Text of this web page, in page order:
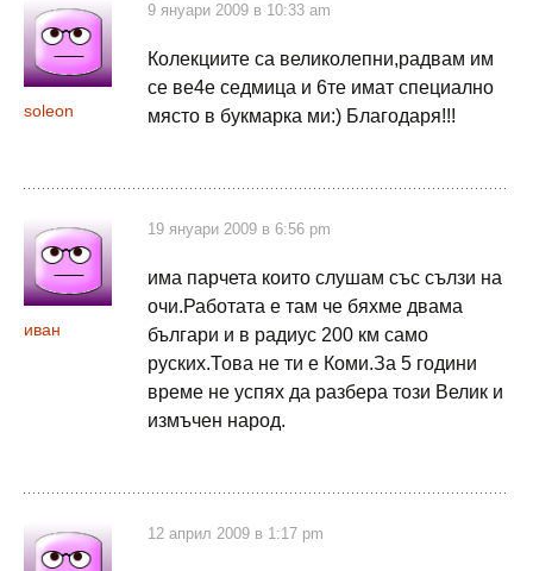
soleon
9 януари 2009 в 10:33 am
Колекциите са великолепни,радвам им
се ве4е седмица и 6те имат специално
място в букмарка ми:) Благодаря!!!
иван
19 януари 2009 в 6:56 pm
има парчета които слушам със сълзи на
очи.Работата е там че бяхме двама
българи и в радиус 200 км само
руских.Това не ти е Коми.За 5 години
време не успях да разбера този Велик и
измъчен народ.
12 април 2009 в 1:17 pm